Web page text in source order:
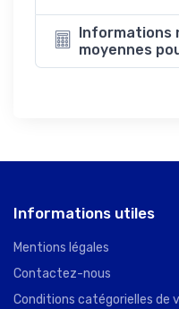
Informations
moyennes
Informations utiles
Mentions légales
Contactez-nous
Conditions catégorielles de